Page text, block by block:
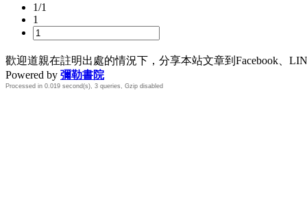
1/1
1
歡迎道親在註明出處的情況下，分享本站文章到Facebook、
Powered by 彌勒書院
Processed in 0.019 second(s), 3 queries, Gzip disabled